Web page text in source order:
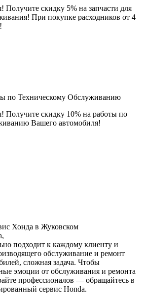
Получите скидку 5% на запчасти для
При покупке расходников от 4
по Техническому Обслуживанию
Получите скидку 10% на работы по
Вашего автомобиля!
Хонда в Жуковском
подходит к каждому клиенту и
обслуживание и ремонт
сложная задача. Чтобы
эмоции от обслуживания и ремонта
профессионалов — обращайтесь в
сервис Honda.